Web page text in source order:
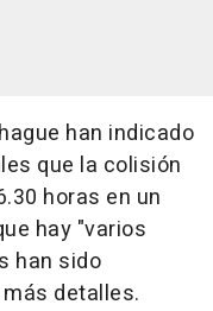
han indicado
que la colisión
horas en un
hay "varios
han sido
detalles.